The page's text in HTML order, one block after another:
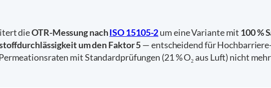
dieOTR-Messung nachISO 15105-2um eine Variante mit 100 %
um den Faktor 5— entscheidend für
mit Standardprüfungen (21 % O₂ aus Luft) nicht